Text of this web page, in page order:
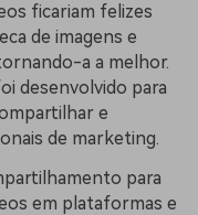
ficariam felizes
de imagens e
a a melhor.
desenvolvido para
e
de marketing.
para
em plataformas e